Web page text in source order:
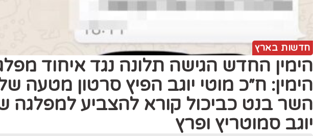
חדשות בארץ
הימין החדש הגישה תלונה נגד איחוד
הימין: ח״כ מוטי יוגב הפיץ סרטון מטעה
השר בנט כביכול קורא להצביע למפלגה
יוגב סמוטריץ ופרץ